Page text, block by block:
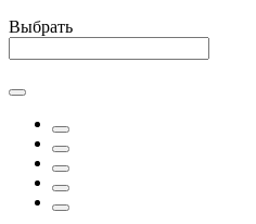
Выбрать